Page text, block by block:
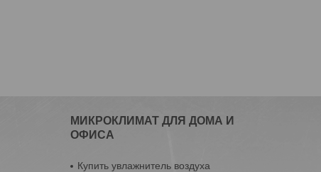
МИКРОКЛИМАТ ДЛЯ ДОМА И
ОФИСА
Купить увлажнитель воздуха